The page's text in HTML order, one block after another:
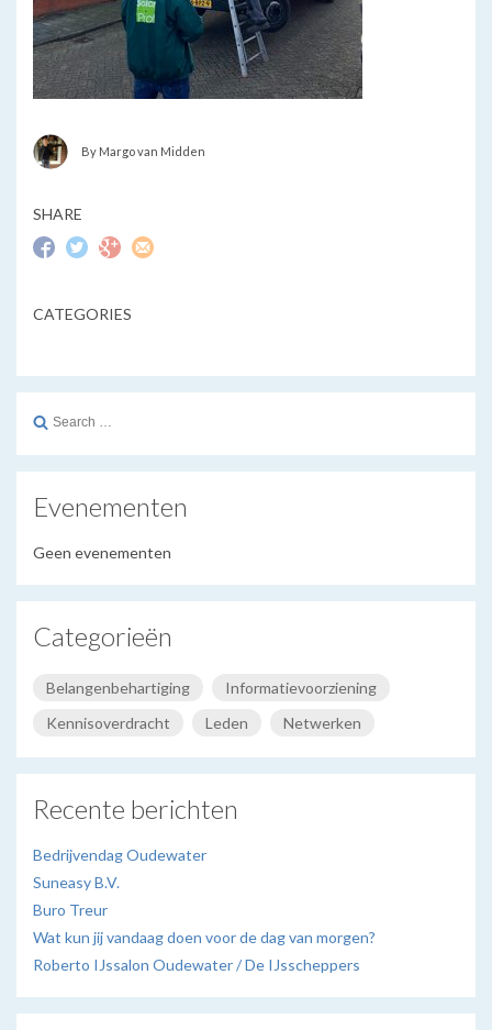
By Margo van Midden
SHARE
CATEGORIES
Search
Evenementen
Geen evenementen
Categorieën
Belangenbehartiging
Informatievoorziening
Kennisoverdracht
Leden Netwerken
Recente berichten
Bedrijvendag Oudewater
Suneasy B.V.
Buro Treur
Wat kun jij vandaag doen voor de dag van morgen?
Roberto IJssalon Oudewater / De IJsscheppers